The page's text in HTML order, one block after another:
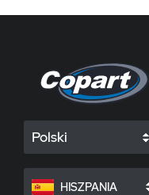
Polski
HISZPANIA